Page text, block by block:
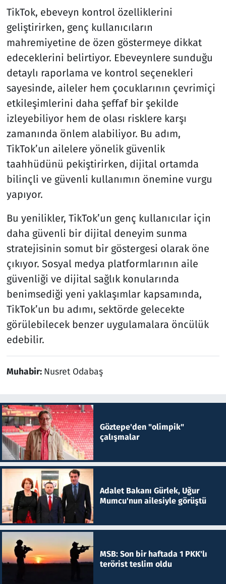
TikTok, ebeveyn kontrol özelliklerini
geliştirirken, genç kullanıcıların
mahremiyetine de özen göstermeye dikkat
edeceklerini belirtiyor. Ebeveynlere sunduğu
detaylı raporlama ve kontrol seçenekleri
sayesinde, aileler hem çocuklarının çevrimiçi
etkileşimlerini daha şeffaf bir şekilde
izleyebiliyor hem de olası risklere karşı
zamanında önlem alabiliyor. Bu adım,
TikTok’un ailelere yönelik güvenlik
taahhüdünü pekiştirirken, dijital ortamda
bilinçli ve güvenli kullanımın önemine vurgu
yapıyor.
Bu yenilikler, TikTok’un genç kullanıcılar için
daha güvenli bir dijital deneyim sunma
stratejisinin somut bir göstergesi olarak öne
çıkıyor. Sosyal medya platformlarının aile
güvenliği ve dijital sağlık konularında
benimsediği yeni yaklaşımlar kapsamında,
TikTok’un bu adımı, sektörde gelecekte
görülebilecek benzer uygulamalara öncülük
edebilir.
Muhabir: Nusret Odabaş
Göztepe'den "olimpik"
çalışmalar
Adalet Bakanı Gürlek, Uğur
Mumcu'nun ailesiyle görüştü
MSB: Son bir haftada 1 PKK'lı
terörist teslim oldu